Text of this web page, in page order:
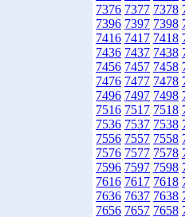
7376 7377 7378
7396 7397 7398
7416 7417 7418
7436 7437 7438
7456 7457 7458
7476 7477 7478
7496 7497 7498
7516 7517 7518
7536 7537 7538
7556 7557 7558
7576 7577 7578
7596 7597 7598
7616 7617 7618
7636 7637 7638
7656 7657 7658